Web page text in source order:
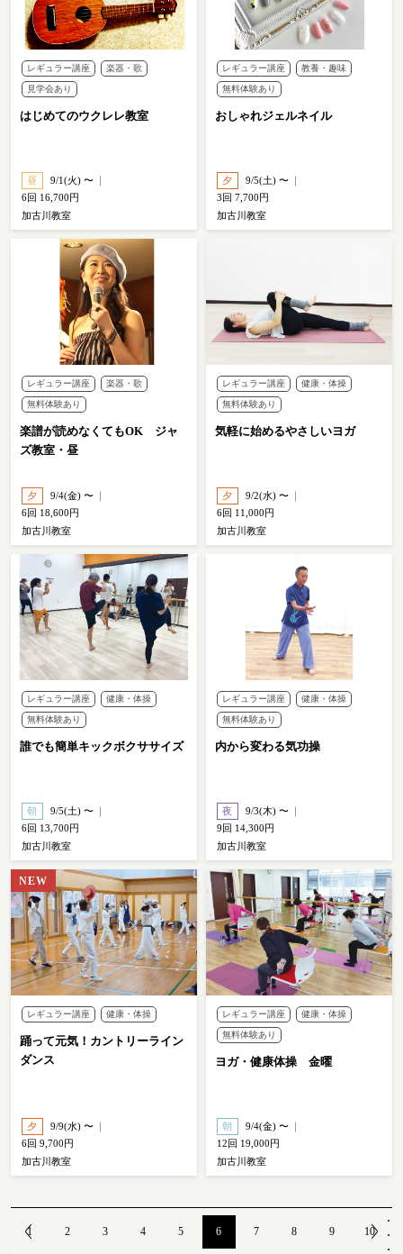
レギュラー講座 楽器・歌
見学会あり
はじめてのウクレレ教室
昼
9/1(火) 〜
6回 16,700円
加古川教室
レギュラー講座 教養・趣味
無料体験あり
おしゃれジェルネイル
夕
9/5(土) 〜
3回 7,700円
加古川教室
レギュラー講座 楽器・歌
無料体験あり
楽譜が読めなくてもOK ジャ
ズ教室・昼
夕
9/4(金) 〜
6回 18,600円
加古川教室
レギュラー講座 健康・体操
無料体験あり
気軽に始めるやさしいヨガ
夕
9/2(水) 〜
6回 11,000円
加古川教室
レギュラー講座 健康・体操
無料体験あり
誰でも簡単キックボクササイズ
朝
9/5(土) 〜
6回 13,700円
加古川教室
レギュラー講座 健康・体操
無料体験あり
内から変わる気功操
夜
9/3(木) 〜
9回 14,300円
加古川教室
レギュラー講座 健康・体操
踊って元気！カントリーライン
ダンス
夕
9/9(水) 〜
6回 9,700円
加古川教室
レギュラー講座 健康・体操
無料体験あり
ヨガ・健康体操 金曜
朝
9/4(金) 〜
12回 19,000円
加古川教室
1 2 3 4 5 6 7 8 9 10
.
.
.